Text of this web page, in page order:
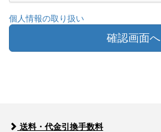
個人情報の取り扱い
確認画面へ
送料・代金引換手数料